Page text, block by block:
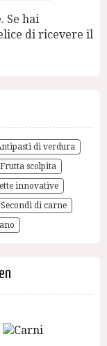
Se hai
di ricevere il
di verdura
Frutta scolpita
innovative
Secondi di carne